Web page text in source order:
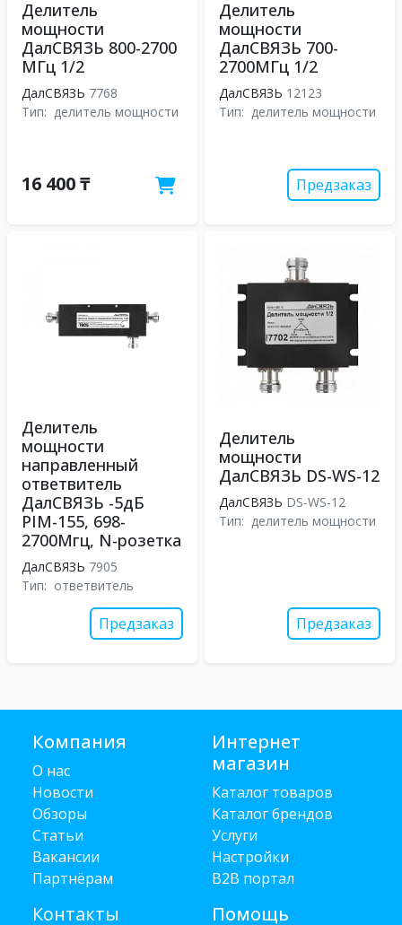
Делитель
мощности
ДалСВЯЗЬ 800-2700
МГц 1/2
ДалСВЯЗЬ 7768
Тип: делитель мощности
16 400 ₸
Делитель
мощности
ДалСВЯЗЬ 700-
2700МГц 1/2
ДалСВЯЗЬ 12123
Тип: делитель мощности
Предзаказ
Делитель
мощности
направленный
ответвитель
ДалСВЯЗЬ -5дБ
PIM-155, 698-
2700Мгц, N-розетка
ДалСВЯЗЬ 7905
Тип: ответвитель
Предзаказ
Делитель
мощности
ДалСВЯЗЬ DS-WS-12
ДалСВЯЗЬ DS-WS-12
Тип: делитель мощности
Предзаказ
Компания
О нас
Новости
Обзоры
Статьи
Вакансии
Партнёрам
Контакты
Интернет
магазин
Каталог товаров
Каталог брендов
Услуги
Настройки
B2B портал
Помощь